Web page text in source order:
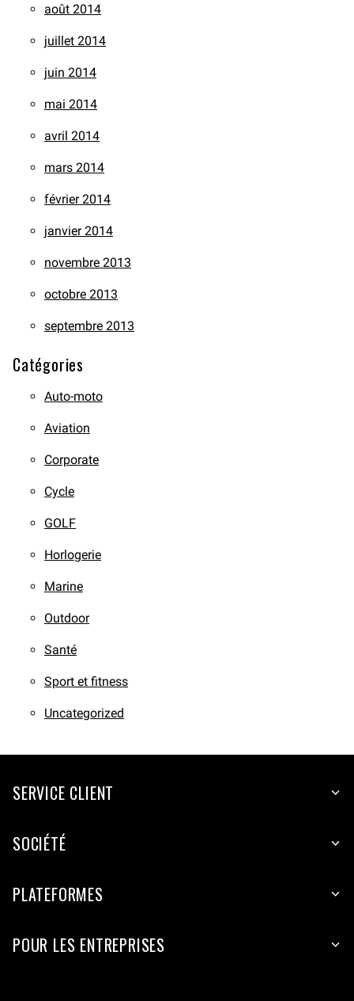
août 2014
juillet 2014
juin 2014
mai 2014
avril 2014
mars 2014
février 2014
janvier 2014
novembre 2013
octobre 2013
septembre 2013
Catégories
Auto-moto
Aviation
Corporate
Cycle
GOLF
Horlogerie
Marine
Outdoor
Santé
Sport et fitness
Uncategorized
SERVICE CLIENT
SOCIÉTÉ
PLATEFORMES
POUR LES ENTREPRISES